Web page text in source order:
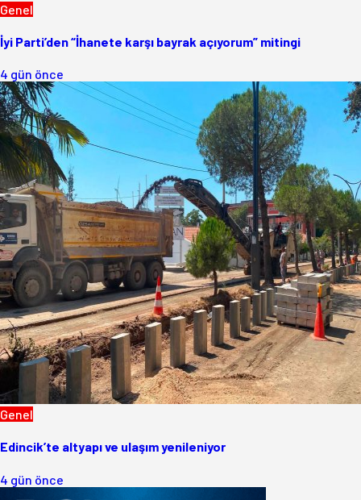
Genel
İyi Parti’den “İhanete karşı bayrak açıyorum” mitingi
4 gün önce
Genel
Edincik’te altyapı ve ulaşım yenileniyor
4 gün önce